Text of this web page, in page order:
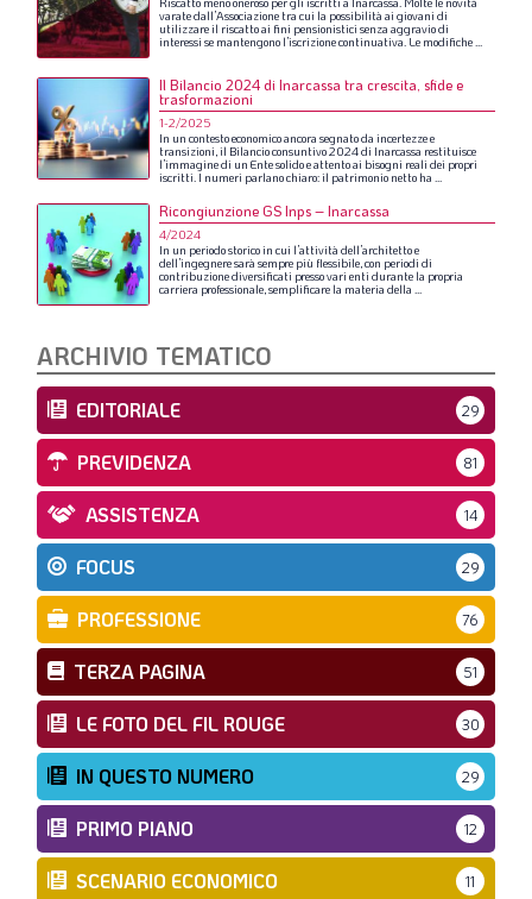
Riscatto menooneroso pergli iscritti a Inarcassa. Molte le novità
varatedall’Associazione tra cui la possibilità ai giovani di
utilizzareil riscattoai fini pensionistici senza aggraviodi
interessi se mantengono l’iscrizionecontinuativa. Le modifiche...
Il Bilancio 2024 di Inarcassa tra crescita, sfide e
trasformazioni
1-2/2025
In un contestoeconomicoancora segnatoda incertezzee
transizioni,il Bilancioconsuntivo2024di Inarcassa restituisce
l’immaginedi un Entesolidoeattentoai bisogni reali dei propri
iscritti. I numeri parlanochiaro:il patrimonio netto ha ...
Ricongiunzione GS Inps – Inarcassa
4/2024
In un periodostoricoin cui l’attività dell’architettoe
dell’ingegneresarà sempre più flessibile,con periodi di
contribuzionediversificati pressovari enti durante la propria
carriera professionale,semplificare la materia della ...
ARCHIVIO TEMATICO
EDITORIALE 29
PREVIDENZA 81
ASSISTENZA 14
FOCUS 29
PROFESSIONE 76
TERZA PAGINA 51
LE FOTO DEL FIL ROUGE 30
IN QUESTO NUMERO 29
PRIMO PIANO 12
SCENARIO ECONOMICO 11